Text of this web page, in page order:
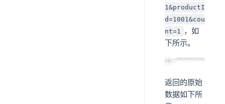
1&productI
d=1001&cou
nt=1 ，如
下所示。
返回的原始
数据如下所